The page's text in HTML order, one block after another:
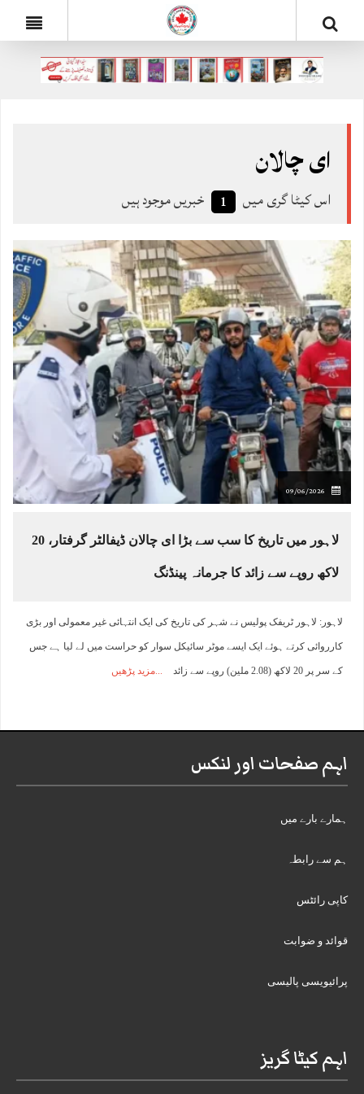
ای چالان
اس کیٹا گری میں 1 خبریں موجود ہیں
09/06/2026
لاہور میں تاریخ کا سب سے بڑا ای چالان ڈیفالٹر گرفتار، 20
لاکھ روپے سے زائد کا جرمانہ پینڈنگ
لاہور: لاہور ٹریفک پولیس نے شہر کی تاریخ کی ایک انتہائی غیر معمولی اور بڑی
کارروائی کرتے ہوئے ایک ایسے موٹر سائیکل سوار کو حراست میں لے لیا ہے جس
کے سر پر 20 لاکھ (2.08 ملین) روپے سے زائد مزید پڑھیں
اہم صفحات اور لنکس
ہمارے بارے میں
ہم سے رابطہ
کاپی رائٹس
قوائد و ضوابت
پرائیویسی پالیسی
اہم کیٹا گریز